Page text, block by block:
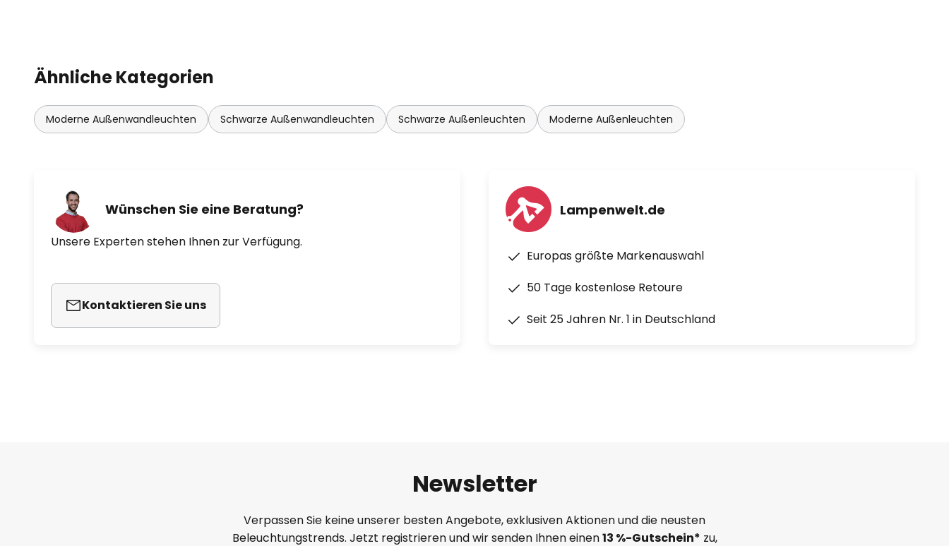
Ähnliche Kategorien
Moderne Außenwandleuchten Schwarze Außenwandleuchten Schwarze Außenleuchten Moderne Außenleuchten
Wünschen Sie eine Beratung?
Unsere Experten stehen Ihnen zur Verfügung.
Kontaktieren Sie uns
Lampenwelt.de
Europas größte Markenauswahl
50 Tage kostenlose Retoure
Seit 25 Jahren Nr. 1 in Deutschland
Newsletter
Verpassen Sie keine unserer besten Angebote, exklusiven Aktionen und die neusten
Beleuchtungstrends. Jetzt registrieren und wir senden Ihnen einen13 %-Gutschein* zu,